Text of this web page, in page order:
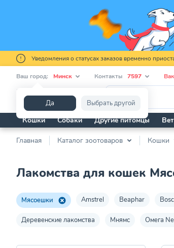
Уведомления о статусах заказов временно
Ваш город: Минск
Да Выбрать другой
Контакты 7597
Кошки Собаки Другие питомцы
Главная Каталог зоотоваров Кошки
Лакомства для кошек
Мясоешки Amstrel Beaphar
Деревенские лакомства Мнямс Омега